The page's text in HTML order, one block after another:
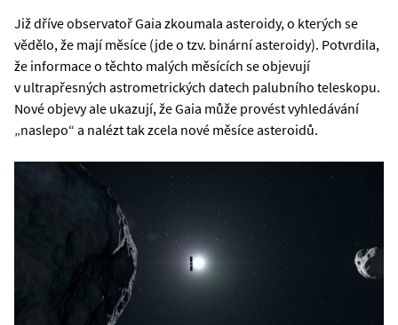
Již dříve observatoř Gaia zkoumala asteroidy, o kterých se
vědělo, že mají měsíce (jde o tzv. binární asteroidy). Potvrdila,
že informace o těchto malých měsících se objevují
v ultrapřesných astrometrických datech palubního teleskopu.
Nové objevy ale ukazují, že Gaia může provést vyhledávání
„naslepo“ a nalézt tak zcela nové měsíce asteroidů.